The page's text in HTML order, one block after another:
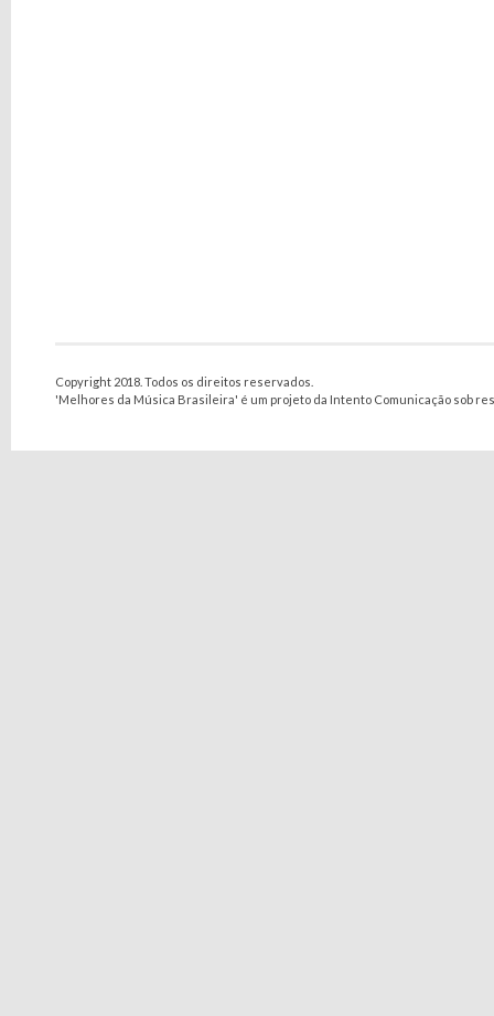
Copyright 2018. Todos os direitos reservados.
'Melhores da Música Brasileira' é um projeto da Intento Comunicação sob